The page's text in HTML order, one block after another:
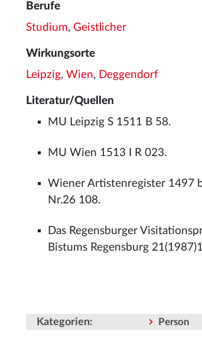
Berufe
Studium, Geistlicher
Wirkungsorte
Leipzig, Wien, Deggendorf
Literatur/Quellen
MU Leipzig S 1511 B 58.
MU Wien 1513 I R 023.
Wiener Artistenregister 1497
Nr.26 108.
Das Regensburger
Bistums Regensburg
Kategorien: Person